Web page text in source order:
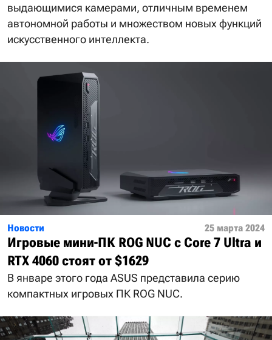
выдающимися камерами, отличным временем
автономной работы и множеством новых функций
искусственного интеллекта.
Новости 25 марта 2024
Игровые мини-ПК ROG NUC с Core 7 Ultra и
RTX 4060 стоят от $1629
В январе этого года ASUS представила серию
компактных игровых ПК ROG NUC.